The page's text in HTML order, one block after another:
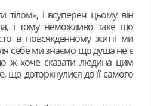
і всупереч цьому він
і тому неможливо таке що
в повсякденному житті ми
себе ми знаємо що душа не є
ж хоче сказати людина цим
що доторкнулися до її самого